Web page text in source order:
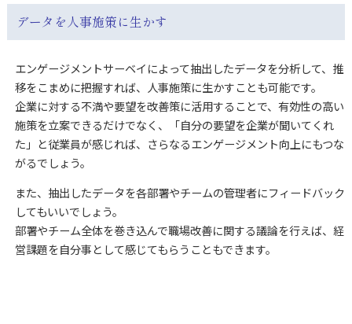
データを人事施策に生かす
エンゲージメントサーベイによって抽出したデータを分析して、推
移をこまめに把握すれば、人事施策に生かすことも可能です。
企業に対する不満や要望を改善策に活用することで、有効性の高い
施策を立案できるだけでなく、「自分の要望を企業が聞いてくれ
た」と従業員が感じれば、さらなるエンゲージメント向上にもつな
がるでしょう。
また、抽出したデータを各部署やチームの管理者にフィードバック
してもいいでしょう。
部署やチーム全体を巻き込んで職場改善に関する議論を行えば、経
営課題を自分事として感じてもらうこともできます。